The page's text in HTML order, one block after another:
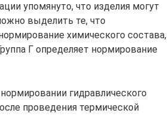
упомянуто, что изделия могут
выделить те, что
химического состава,
Г определяет нормирование
гидравлического
проведения термической